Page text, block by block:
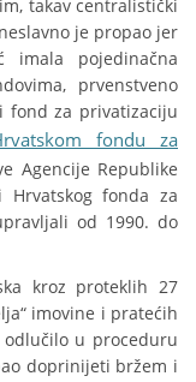
takav centralistički
je propao jer
pojedinačna
prvenstveno
fond za privatizaciju
fondu za
Agencije Republike
fonda za
od 1990. do
kroz proteklih 27
imovine i pratećih
u proceduru
doprinijeti bržem i